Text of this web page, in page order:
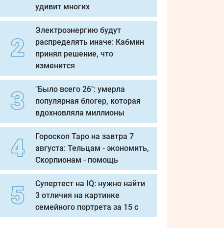
удивит многих
Электроэнергию будут
распределять иначе: Кабмин
принял решение, что
изменится
"Было всего 26": умерла
популярная блогер, которая
вдохновляла миллионы
Гороскоп Таро на завтра 7
августа: Тельцам - экономить,
Скорпионам - помощь
Супертест на IQ: нужно найти
3 отличия на картинке
семейного портрета за 15 с